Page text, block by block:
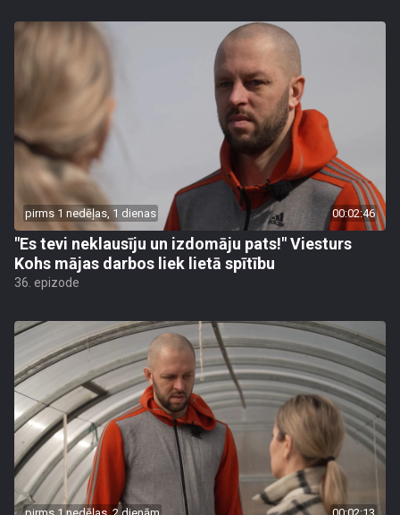
pirms 1 nedēļas, 1 dienas 00:02:46
"Es tevi neklausīju un izdomāju pats!" Viesturs
Kohs mājas darbos liek lietā spītību
36. epizode